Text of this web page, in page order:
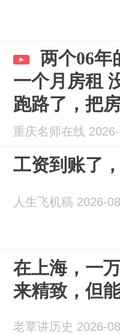
两个06年
一个月房租
跑路了，把
里外亏了小
重庆名师在线
工资到账了
人生飞机稿 2026-
在上海，一
来精致，但
老覃讲历史 2026-